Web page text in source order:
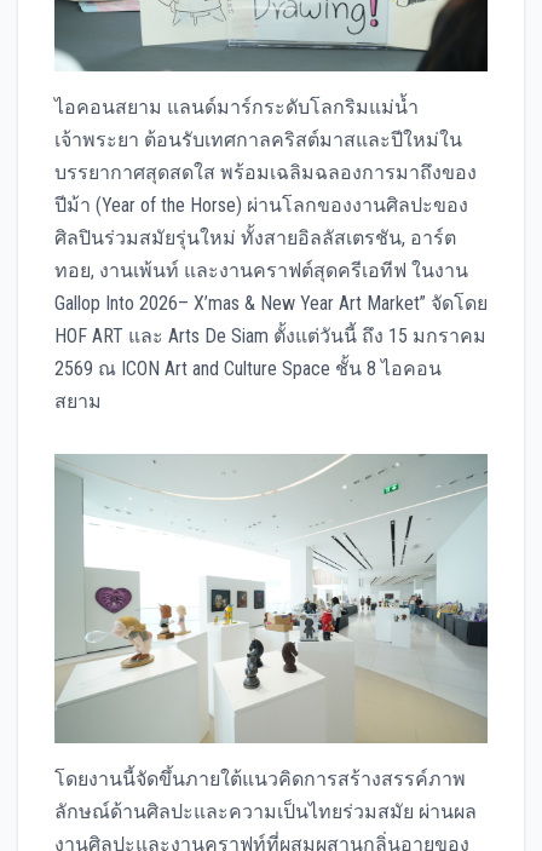
ไอคอนสยาม แลนด์มาร์กระดับโลกริมแม่น้ำ
เจ้าพระยา ต้อนรับเทศกาลคริสต์มาสและปีใหม่ใน
บรรยากาศสุดสดใส พร้อมเฉลิมฉลองการมาถึงของ
ปีม้า (Year of the Horse) ผ่านโลกของงานศิลปะของ
ศิลปินร่วมสมัยรุ่นใหม่ ทั้งสายอิลลัสเตรชัน, อาร์ต
ทอย, งานเพ้นท์ และงานคราฟต์สุดครีเอทีฟ ในงาน
Gallop Into 2026– X’mas & New Year Art Market” จัดโดย
HOF ART และ Arts De Siam ตั้งแต่วันนี้ ถึง 15 มกราคม
2569 ณ ICON Art and Culture Space ชั้น 8 ไอคอน
สยาม
โดยงานนี้จัดขึ้นภายใต้แนวคิดการสร้างสรรค์ภาพ
ลักษณ์ด้านศิลปะและความเป็นไทยร่วมสมัย ผ่านผล
งานศิลปะและงานคราฟท์ที่ผสมผสานกลิ่นอายของ